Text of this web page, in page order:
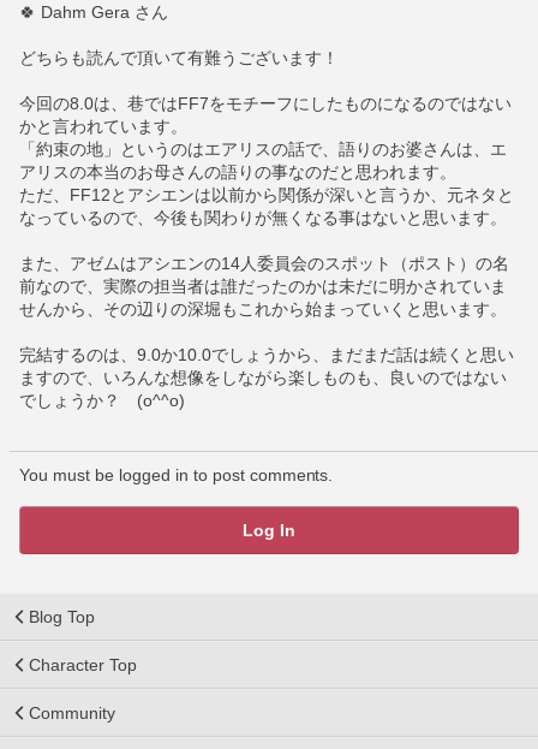
🍀 Dahm Gera さん
どちらも読んで頂いて有難うございます！
今回の8.0は、巷ではFF7をモチーフにしたものになるのではない
かと言われています。
「約束の地」というのはエアリスの話で、語りのお婆さんは、エ
アリスの本当のお母さんの語りの事なのだと思われます。
ただ、FF12とアシエンは以前から関係が深いと言うか、元ネタと
なっているので、今後も関わりが無くなる事はないと思います。
また、アゼムはアシエンの14人委員会のスポット（ポスト）の名
前なので、実際の担当者は誰だったのかは未だに明かされていま
せんから、その辺りの深堀もこれから始まっていくと思います。
完結するのは、9.0か10.0でしょうから、まだまだ話は続くと思い
ますので、いろんな想像をしながら楽しものも、良いのではない
でしょうか？　(o^^o)
You must be logged in to post comments.
Log In
Blog Top
Character Top
Community